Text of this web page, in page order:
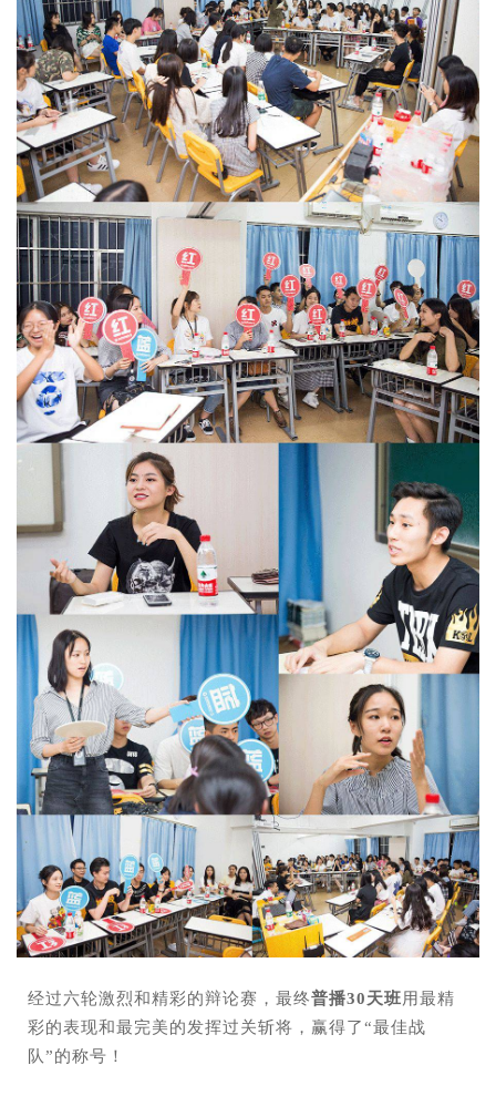
经过六轮激烈和精彩的辩论赛，最终普播30天班用最精
彩的表现和最完美的发挥过关斩将，赢得了“最佳战
队”的称号！